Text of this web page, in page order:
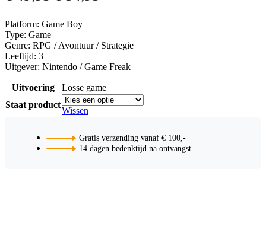
Platform: Game Boy
Type: Game
Genre: RPG / Avontuur / Strategie
Leeftijd: 3+
Uitgever: Nintendo / Game Freak
Uitvoering
Losse game
Staat product
Wissen
Gratis verzending vanaf € 100,-
14 dagen bedenktijd na ontvangst